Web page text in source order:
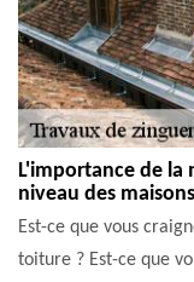
L'importance de la
niveau des maisons
Est-ce que vous
toiture ? Est-ce que